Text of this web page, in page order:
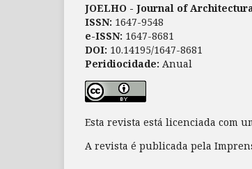
JOELHO - Journal of
ISSN: 1647-9548
e-ISSN: 1647-8681
DOI: 10.14195/1647-8681
Peridiocidade: Anual
Esta revista está licenciada com
A revista é publicada pela